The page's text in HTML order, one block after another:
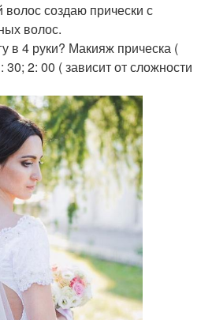
создаю прически с
волос.
в 4 руки? Макияж прическа (
30; 2: 00 ( зависит от сложности